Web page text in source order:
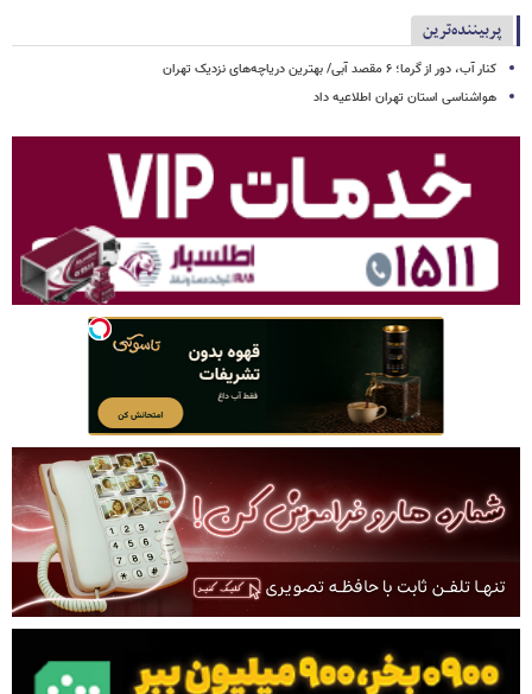
پربیننده‌ترین
کنار آب، دور از گرما؛ ۶ مقصد آبی/ بهترین دریاچه‌های نزدیک تهران
هواشناسی استان تهران اطلاعیه داد